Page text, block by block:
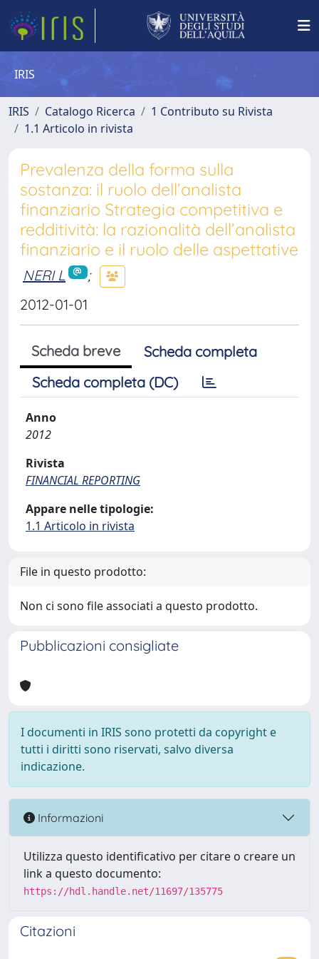
IRIS
IRIS Catalogo Ricerca
1 Contributo su Rivista
1.1 Articolo in rivista
Prevalenza della forma sulla
sostanza: il ruolo dell’analista
finanziario Strategia competitiva e
redditività: la razionalità dell’analista
finanziario e il ruolo delle aspettative
NERI L
;
2012-01-01
Scheda breve
Scheda completa
Scheda completa (DC)
Anno
2012
Rivista
FINANCIAL REPORTING
Appare nelle tipologie:
1.1 Articolo in rivista
File in questo prodotto:
Non ci sono file associati a questo prodotto.
Pubblicazioni consigliate
I documenti in IRIS sono protetti da copyright e
tutti i diritti sono riservati, salvo diversa
indicazione.
Informazioni
Utilizza questo identificativo per citare o creare un
link a questo documento:
https://hdl.handle.net/11697/135775
Citazioni